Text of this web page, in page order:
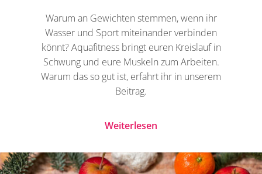
Warum an Gewichten stemmen, wenn ihr
Wasser und Sport miteinander verbinden
könnt? Aquafitness bringt euren Kreislauf in
Schwung und eure Muskeln zum Arbeiten.
Warum das so gut ist, erfahrt ihr in unserem
Beitrag.
Weiterlesen